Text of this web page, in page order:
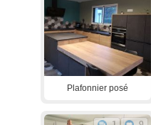
Plafonnier posé